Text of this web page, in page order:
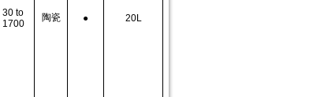
30 to
1700
陶瓷 ● 20L